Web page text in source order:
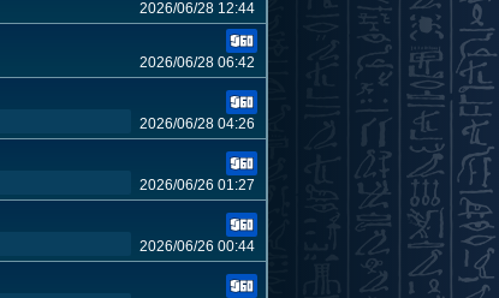
2026/06/28 12:44
2026/06/28 06:42
2026/06/28 04:26
2026/06/26 01:27
2026/06/26 00:44